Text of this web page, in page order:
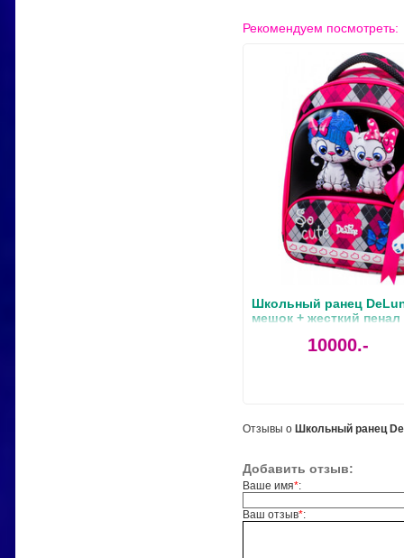
Рекомендуем посмотреть:
Школьный ранец
мешок + жесткий
10000.-
Отзывы о Школьный ранец
Добавить отзыв:
Ваше имя*:
Ваш отзыв*: